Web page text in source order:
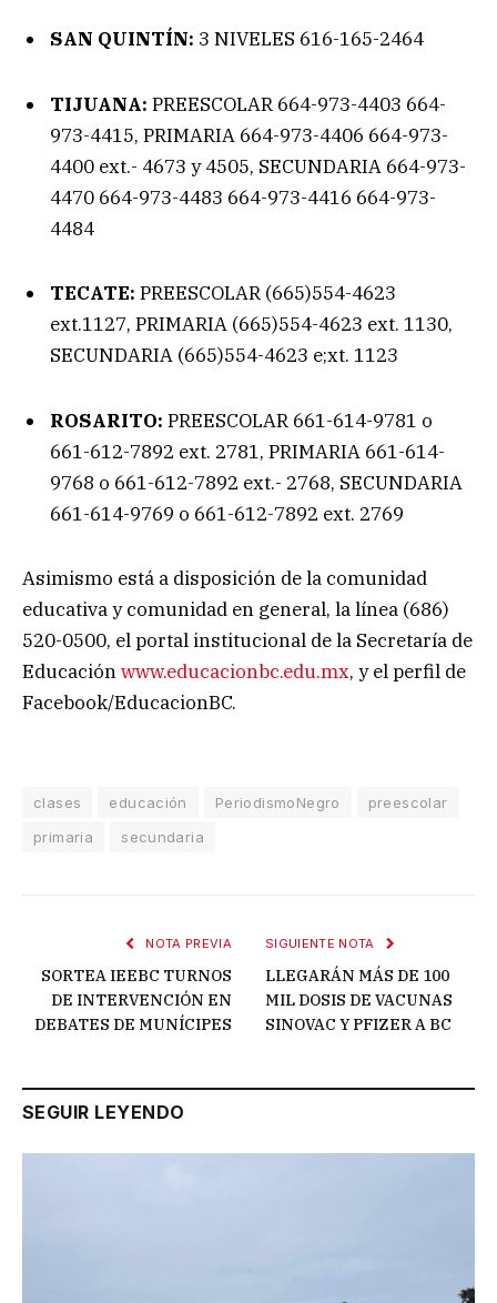
SAN QUINTÍN: 3 NIVELES 616-165-2464
TIJUANA: PREESCOLAR 664-973-4403 664-
973-4415, PRIMARIA 664-973-4406 664-973-
4400 ext.- 4673 y 4505, SECUNDARIA 664-973-
4470 664-973-4483 664-973-4416 664-973-
4484
TECATE: PREESCOLAR (665)554-4623
ext.1127, PRIMARIA (665)554-4623 ext. 1130,
SECUNDARIA (665)554-4623 e;xt. 1123
ROSARITO: PREESCOLAR 661-614-9781 o
661-612-7892 ext. 2781, PRIMARIA 661-614-
9768 o 661-612-7892 ext.- 2768, SECUNDARIA
661-614-9769 o 661-612-7892 ext. 2769
Asimismo está a disposición de la comunidad
educativa y comunidad en general, la línea (686)
520-0500, el portal institucional de la Secretaría de
Educaciónwww.educacionbc.edu.mx, y el perfil de
Facebook/EducacionBC.
clases educación PeriodismoNegro
preescolar
primaria
secundaria
NOTA PREVIA
SORTEA IEEBC TURNOS
DE INTERVENCIÓN EN
DEBATES DE MUNÍCIPES
SIGUIENTE NOTA
LLEGARÁN MÁS DE 100
MIL DOSIS DE VACUNAS
SINOVAC Y PFIZER A BC
SEGUIR LEYENDO